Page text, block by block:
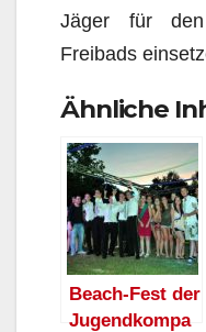
Jäger für
Freibads
Ähnliche
Beach-Fest der
Jugendkompa